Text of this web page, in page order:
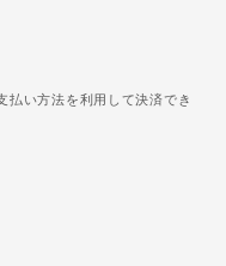
い方法を利用して決済でき